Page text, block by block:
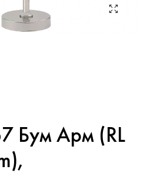
Бум Арм (RL